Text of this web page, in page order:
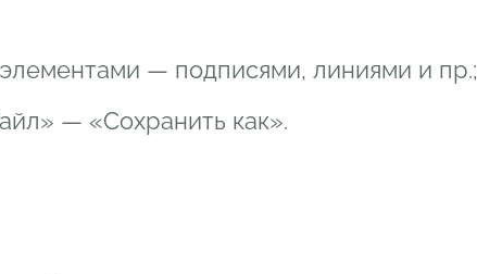
— подписями, линиями и пр.;
— «Сохранить как».